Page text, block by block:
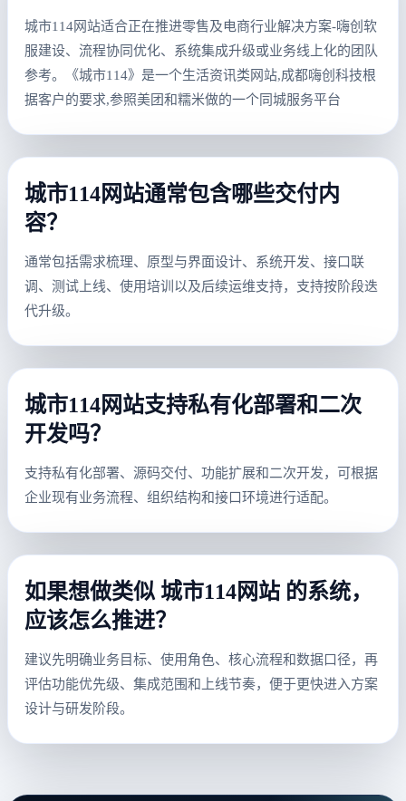
城市114网站适合正在推进零售及电商行业解决方案-嗨创软
服建设、流程协同优化、系统集成升级或业务线上化的团队
参考。《城市114》是一个生活资讯类网站,成都嗨创科技根
据客户的要求,参照美团和糯米做的一个同城服务平台
城市114网站通常包含哪些交付内
容？
通常包括需求梳理、原型与界面设计、系统开发、接口联
调、测试上线、使用培训以及后续运维支持，支持按阶段迭
代升级。
城市114网站支持私有化部署和二次
开发吗？
支持私有化部署、源码交付、功能扩展和二次开发，可根据
企业现有业务流程、组织结构和接口环境进行适配。
如果想做类似 城市114网站 的系统，
应该怎么推进？
建议先明确业务目标、使用角色、核心流程和数据口径，再
评估功能优先级、集成范围和上线节奏，便于更快进入方案
设计与研发阶段。